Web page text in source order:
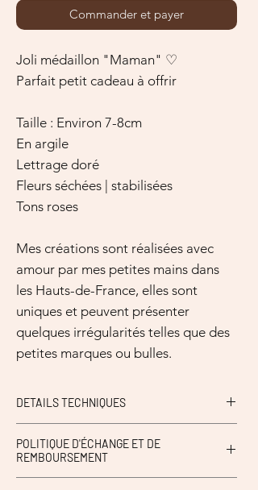
Commander et payer
Joli médaillon "Maman" ♡
Parfait petit cadeau à offrir
Taille : Environ 7-8cm
En argile
Lettrage doré
Fleurs séchées | stabilisées
Tons roses
Mes créations sont réalisées avec
amour par mes petites mains dans
les Hauts-de-France, elles sont
uniques et peuvent présenter
quelques irrégularités telles que des
petites marques ou bulles.
DETAILS TECHNIQUES
POLITIQUE D'ÉCHANGE ET DE
REMBOURSEMENT